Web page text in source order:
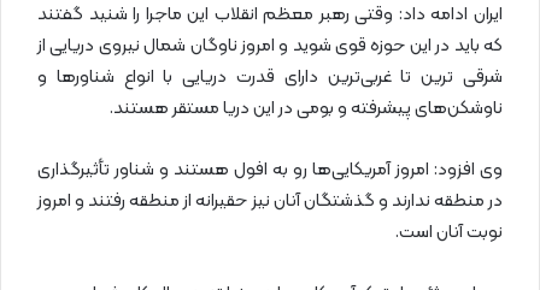
ایران ادامه داد: وقتی رهبر معظم انقلاب این ماجرا را شنید گفتند
که باید در این حوزه قوی شوید و امروز ناوگان شمال نیروی دریایی از
شرقی ترین تا غربی‌ترین دارای قدرت دریایی با انواع شناورها و
ناوشکن‌های پیشرفته و بومی در این دریا مستقر هستند.
وی افزود: امروز آمریکایی‌ها رو به افول هستند و شناور تأثیرگذاری
در منطقه ندارند و گذشتگان آنان نیز حقیرانه از منطقه رفتند و امروز
نوبت آنان است.